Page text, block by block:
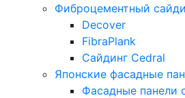
Фиброцементный
Decover
FibraPlank
Сайдинг Cedral
Японские фасадные
Фасадные панели